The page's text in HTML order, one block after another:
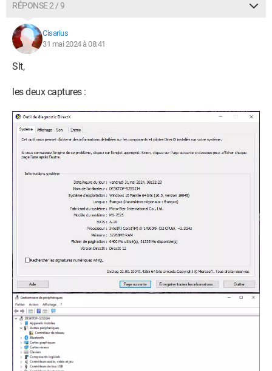
RÉPONSE 2 / 9
Cisarius
31 mai 2024 à 08:41
Slt,
les deux captures :